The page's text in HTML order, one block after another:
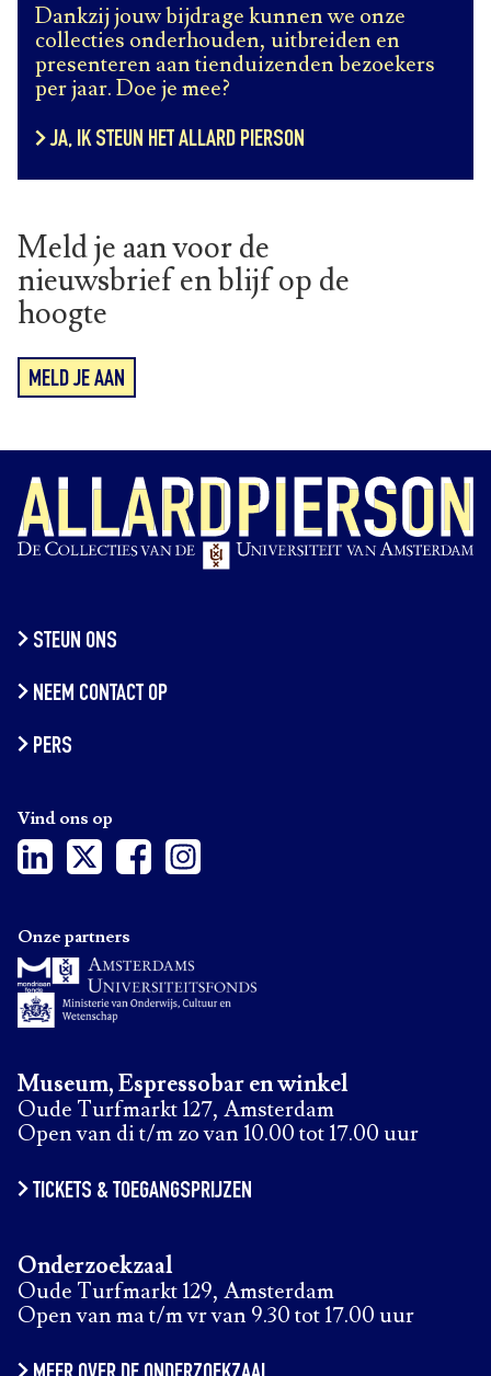
Dankzij jouw bijdrage kunnen we onze
collecties onderhouden, uitbreiden en
presenteren aan tienduizenden bezoekers
per jaar. Doe je mee?
JA, IK STEUN HET ALLARD PIERSON
Meld je aan voor de
nieuwsbrief en blijf op de
hoogte
MELD JE AAN
STEUN ONS
NEEM CONTACT OP
PERS
Vind ons op
Museum, Espressobar en winkel
Oude Turfmarkt 127, Amsterdam
Open van di t/m zo van 10.00 tot 17.00 uur
TICKETS & TOEGANGSPRIJZEN
Onderzoekzaal
Oude Turfmarkt 129, Amsterdam
Open van ma t/m vr van 9.30 tot 17.00 uur
Onze partners